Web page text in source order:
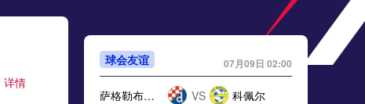
详情
球会友谊 07月09日 02:00
萨格勒布迪纳摩 VS 科佩尔